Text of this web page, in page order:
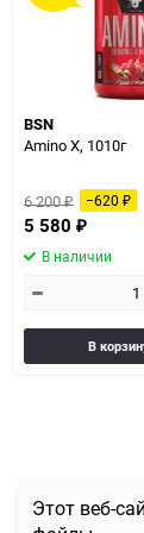
Этот веб-
BSN
Amino X, 1010г
6 200₽ −620 ₽
5 580 ₽
В наличии
В